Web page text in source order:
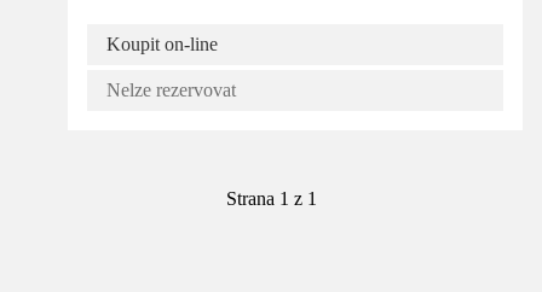
Koupit on-line
Nelze rezervovat
Strana 1 z 1